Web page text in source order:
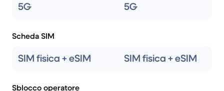
5G 5G
Scheda SIM
SIM fisica + eSIM SIM fisica + eSIM
Sblocco operatore